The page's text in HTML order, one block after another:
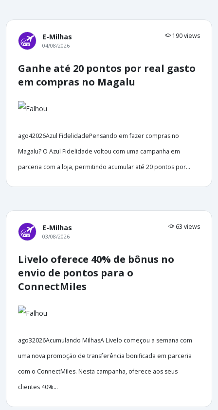
E-Milhas 190 views
04/08/2026
Ganhe até 20 pontos por real gasto
em compras no Magalu
ago42026Azul FidelidadePensando em fazer compras no
Magalu? O Azul Fidelidade voltou com uma campanha em
parceria com a loja, permitindo acumular até 20 pontos por...
E-Milhas 63 views
03/08/2026
Livelo oferece 40% de bônus no
envio de pontos para o
ConnectMiles
ago32026Acumulando MilhasA Livelo começou a semana com
uma nova promoção de transferência bonificada em parceria
com o ConnectMiles. Nesta campanha, oferece aos seus
clientes 40%...